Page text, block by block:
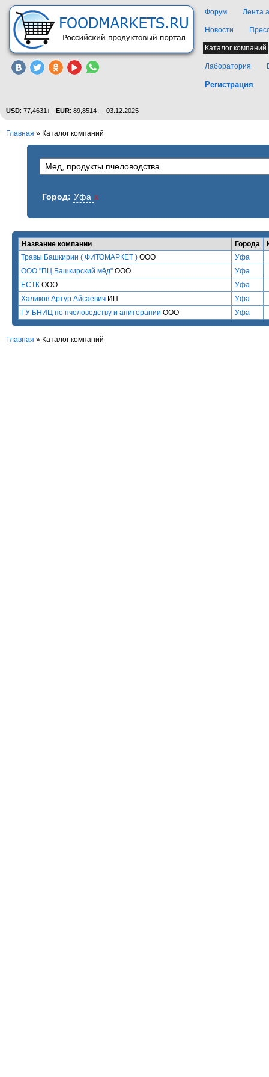
Форум Лента
Новости
Каталог компаний
Лаборатория
Регистрация
USD: 77,4631↓ EUR: 89,8514↓ - 03.12.2025
Главная » Каталог компаний
Город: Уфа x
Название компании Города
Травы Башкирии ( ФИТОМАРКЕТ ) ООО
Уфа
ООО "ПЦ Башкирский мёд" ООО
Уфа
ЕСТК ООО
Уфа
Халиков Артур Айсаевич ИП
Уфа
ГУ БНИЦ по пчеловодству и апитерапии ООО Уфа
Главная » Каталог компаний